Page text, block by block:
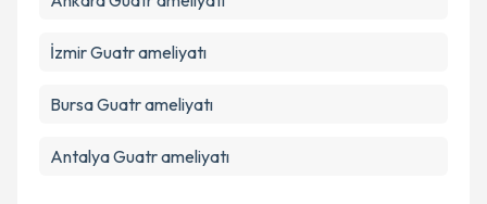
Ankara Guatr ameliyatı
İzmir Guatr ameliyatı
Bursa Guatr ameliyatı
Antalya Guatr ameliyatı